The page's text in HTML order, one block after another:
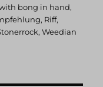
bong in hand,
, Riff,
,Weedian